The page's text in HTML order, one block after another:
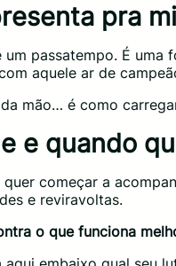
pra
passatempo. É
aquele ar de
mão… é como
e quando
começar a
e reviravoltas.
o que funciona